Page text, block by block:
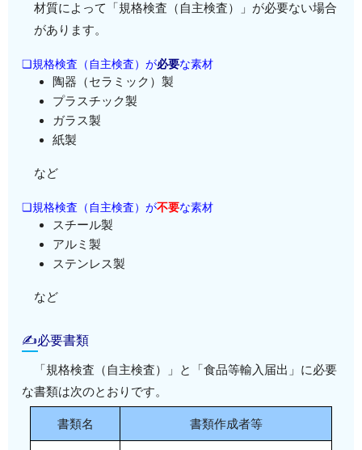
材質によって「規格検査（自主検査）」が必要ない場合
があります。
❏規格検査（自主検査）が必要な素材
陶器（セラミック）製
プラスチック製
ガラス製
紙製
など
❏規格検査（自主検査）が不要な素材
スチール製
アルミ製
ステンレス製
など
✍必要書類
「規格検査（自主検査）」と「食品等輸入届出」に必要
な書類は次のとおりです。
書類名 書類作成者等